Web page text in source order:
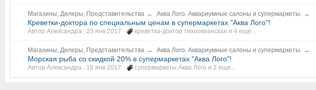
Магазины, Дилеры, Представительства → Аква Лого. Аквариумные салоны и супермаркеты. →
Креветки-доктора по специальным ценам в супермаркетах "Аква Лого"!
Автор Александра , 23 янв 2017 креветка-доктор тихоокеанская и 4 еще...
Магазины, Дилеры, Представительства → Аква Лого. Аквариумные салоны и супермаркеты. →
Морская рыба со скидкой 20% в супермаркетах "Аква Лого"!
Автор Александра , 18 янв 2017 супермаркеты Аква Лого и 2 еще...